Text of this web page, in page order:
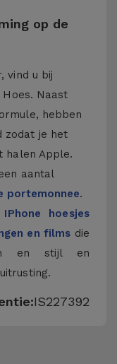
op de
vind u bij
Hoes. Naast
hebben
zodat je het
halen Apple.
aantal
portemonnee.
IPhone hoesjes
en films die
en stijl en
IS227392